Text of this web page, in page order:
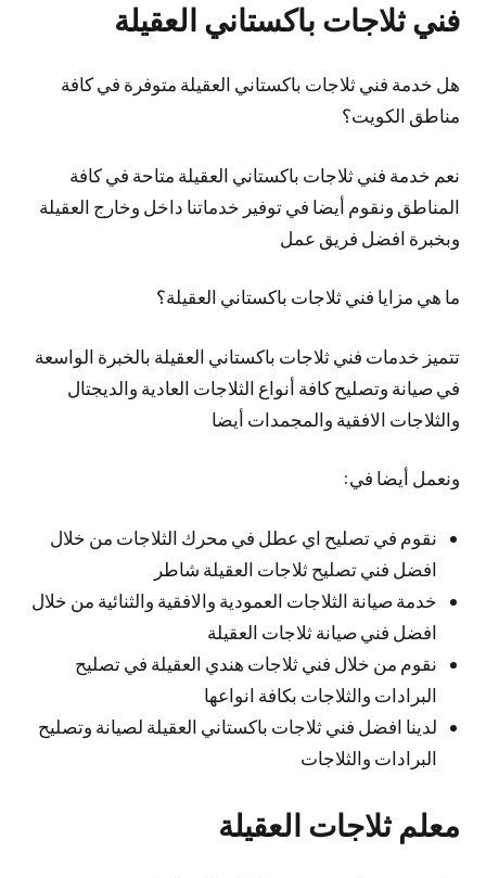
فني ثلاجات باكستاني العقيلة
هل خدمة فني ثلاجات باكستاني العقيلة متوفرة في كافة
مناطق الكويت؟
نعم خدمة فني ثلاجات باكستاني العقيلة متاحة في كافة
المناطق ونقوم أيضا في توفير خدماتنا داخل وخارج العقيلة
وبخبرة افضل فريق عمل
ما هي مزايا فني ثلاجات باكستاني العقيلة؟
تتميز خدمات فني ثلاجات باكستاني العقيلة بالخبرة الواسعة
في صيانة وتصليح كافة أنواع الثلاجات العادية والديجتال
والثلاجات الافقية والمجمدات أيضا
ونعمل أيضا في:
نقوم في تصليح اي عطل في محرك الثلاجات من خلال
افضل فني تصليح ثلاجات العقيلة شاطر
خدمة صيانة الثلاجات العمودية والافقية والثنائية من خلال
افضل فني صيانة ثلاجات العقيلة
نقوم من خلال فني ثلاجات هندي العقيلة في تصليح
البرادات والثلاجات بكافة انواعها
لدينا افضل فني ثلاجات باكستاني العقيلة لصيانة وتصليح
البرادات والثلاجات
معلم ثلاجات العقيلة